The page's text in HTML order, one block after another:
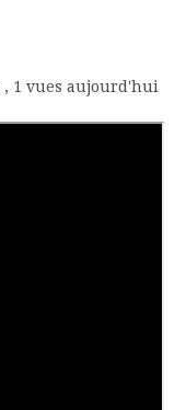
, 1 vues aujourd'hui